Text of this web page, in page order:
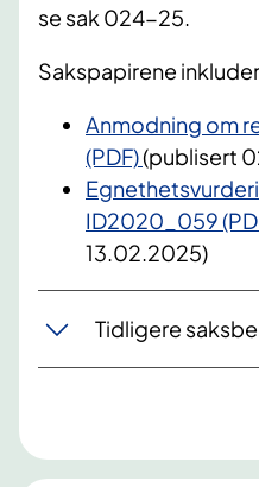
se sak 024-25.
Sakspapirene
Anmodning om
(PDF)(publisert
ID2020_059
13.02.2025)
Tidligere